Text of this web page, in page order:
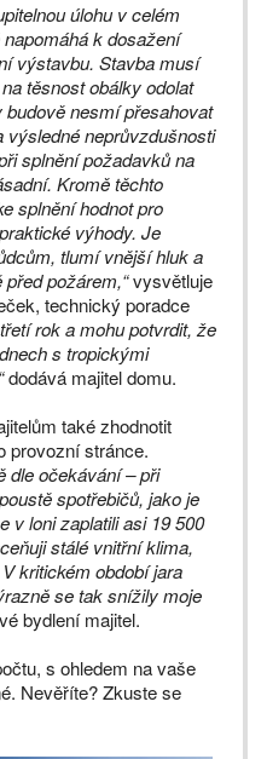
úlohu v celém
k dosažení
výstavbu. Stavba musí
těsnost obálky odolat
nesmí přesahovat
výsledné neprůvzdušnosti
splnění požadavků na
Kromě těchto
splnění hodnot pro
výhody. Je
tlumí vnější hluk a
požárem,“vysvětluje
technický poradce
rok a mohu potvrdit, že
s tropickými
dodává majitel domu.
také zhodnotit
provozní stránce.
dle očekávání – při
spotřebičů, jako je
v loni zaplatili asi 19 500
stálé vnitřní klima,
kritickém období jara
se tak snížily moje
bydlení majitel.
s ohledem na vaše
Nevěříte? Zkuste se